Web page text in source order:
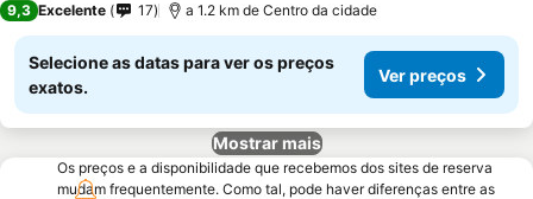
9,3 Excelente 17 a 1.2 km de Centro da cidade
Selecione as datas para ver os preços
exatos.
Ver preços
Mostrar mais
Os preços e a disponibilidade que recebemos dos sites de reserva
mudam frequentemente. Como tal, pode haver diferenças entre as